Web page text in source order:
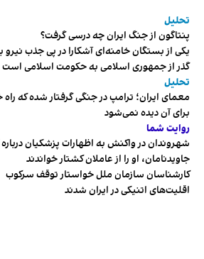
تحلیل
پنتاگون از جنگ ایران چه درسی گرفت؟
یکی از بستگان خامنه‌ای آشکارا در پی جذب نیرو
گذر از جمهوری اسلامی به حکومت اسلامی است
تحلیل
معمای ایران؛ ترامپ در جنگی گرفتار شده که
برای آن دیده نمی‌شود
روایت شما
شهروندان در واکنش به اظهارات پزشکیان درباره
جاویدنامان، او را از عاملان کشتار خواندند
کارشناسان سازمان ملل خواستار توقف سرکوب
اقلیت‌های اتنیکی در ایران شدند